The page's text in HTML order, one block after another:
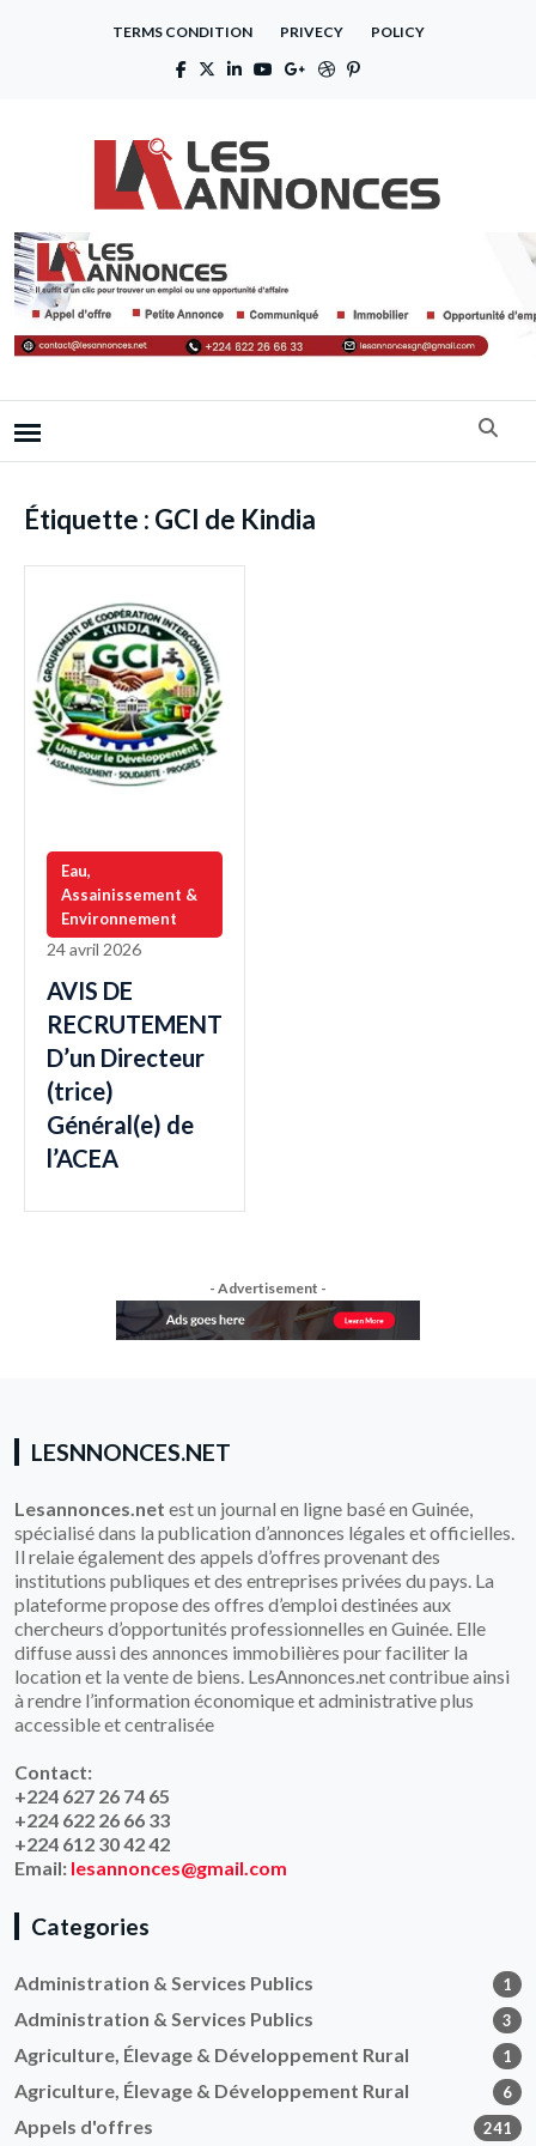
TERMS CONDITION PRIVECY POLICY
Étiquette : GCI de Kindia
Eau,
Assainissement &
Environnement
24 avril 2026
AVIS DE
RECRUTEMENT
D’un Directeur
(trice)
Général(e) de
l’ACEA
- Advertisement -
LESNNONCES.NET
Lesannonces.net est un journal en ligne basé en Guinée,
spécialisé dans la publication d’annonces légales et officielles.
Il relaie également des appels d’offres provenant des
institutions publiques et des entreprises privées du pays. La
plateforme propose des offres d’emploi destinées aux
chercheurs d’opportunités professionnelles en Guinée. Elle
diffuse aussi des annonces immobilières pour faciliter la
location et la vente de biens. LesAnnonces.net contribue ainsi
à rendre l’information économique et administrative plus
accessible et centralisée
Contact:
+224 627 26 74 65
+224 622 26 66 33
+224 612 30 42 42
Email: lesannonces@gmail.com
Categories
Administration & Services Publics 1
Administration & Services Publics 3
Agriculture, Élevage & Développement Rural 1
Agriculture, Élevage & Développement Rural 6
Appels d'offres 241